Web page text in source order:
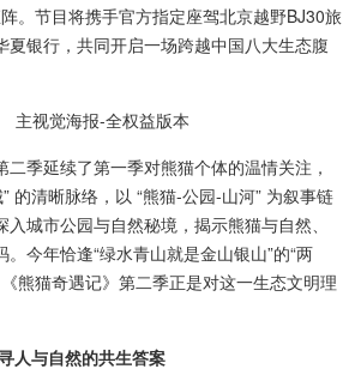
。节目将携手官方指定座驾北京越野BJ30旅
夏银行，共同开启一场跨越中国八大生态腹
季延续了第一季对熊猫个体的温情关注，
的清晰脉络，以 “熊猫-公园-山河” 为叙事链
城市公园与自然秘境，揭示熊猫与自然、
今年恰逢“绿水青山就是金山银山”的“两
熊猫奇遇记》第二季正是对这一生态文明理
人与自然的共生答案